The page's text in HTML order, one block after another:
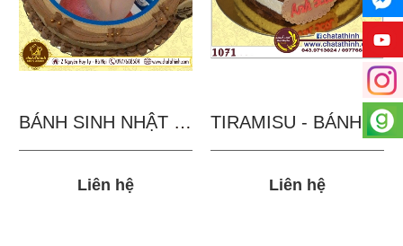
BÁNH SINH NHẬT IN...
Liên hệ
TIRAMISU - BÁNH TẶNG...
Liên hệ